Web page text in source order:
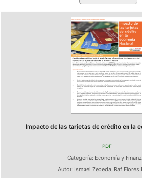
Impacto de las tarjetas de crédito en la
PDF
Categoría: Economía y
Autor: Ismael Zepeda, Raf Flores